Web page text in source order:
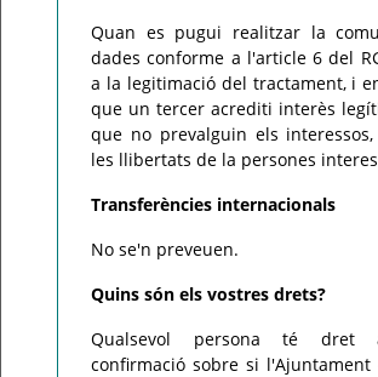
Quan es pugui realitzar la
dades conforme a l'article 6 del
a la legitimació del tractament, i
que un tercer acrediti interès
que no prevalguin els
les llibertats de la persones
Transferències internacionals
No se'n preveuen.
Quins són els vostres drets?
Qualsevol persona té dret
confirmació sobre si